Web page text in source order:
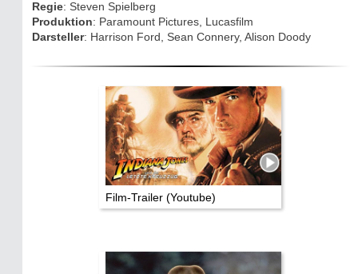
Die Autoren
Die Stars:
Wer hat wo gedreht?
Mediathek
Impressum
Datenschutz
Regie: Steven Spielberg
Produktion: Paramount Pictures, Lucasfilm
Darsteller: Harrison Ford, Sean Connery, Alison Doody
Film-Trailer (Youtube)